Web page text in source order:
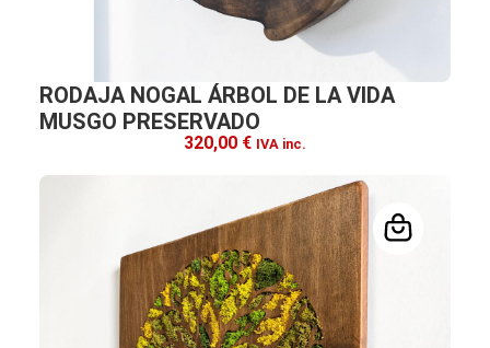
RODAJA NOGAL ÁRBOL DE LA VIDA
MUSGO PRESERVADO
320,00 € IVA inc.